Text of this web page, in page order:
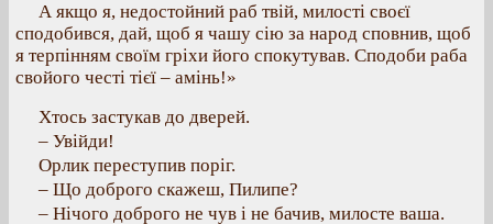
А якщо я, недостойний раб твій, милості своєї
сподобився, дай, щоб я чашу сію за народ сповнив, щоб
я терпінням своїм гріхи його спокутував. Сподоби раба
свойого честі тієї – амінь!»
Хтось застукав до дверей.
– Увійди!
Орлик переступив поріг.
– Що доброго скажеш, Пилипе?
– Нічого доброго не чув і не бачив, милосте ваша.